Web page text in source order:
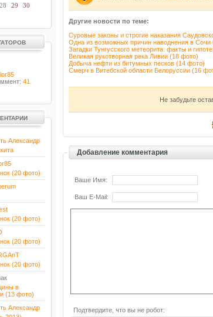
28 29
30
41
Александр
(20 фото)
(20 фото)
(20 фото)
(20 фото)
в
(13 фото)
Александр
Другие новости по теме:
Суровые законы и строгие наказания
Одна из возможных причин наводнения в Сочи
Загадки Тунгусского метеорита: факты и
Великая рукотворная река Ливии (18 фото)
Добыча нефти из битумных песков (14 фото)
Смерч в Витебской области Белоруссии (16
Не забудьте
Добавление комментария
Ваше Имя:
Ваш E-Mail:
Подтвердите, что вы не робот: